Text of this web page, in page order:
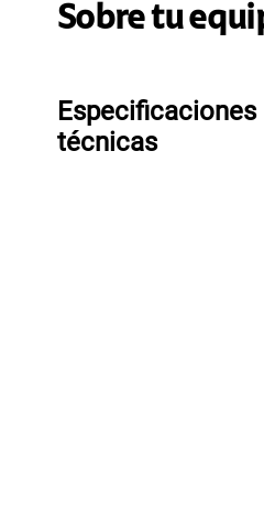
Sobre tu
Especificaciones
técnicas